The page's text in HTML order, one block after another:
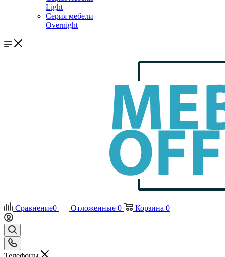
Light
Серия мебели
Overnight
Сравнение0 Отложенные 0 Корзина 0